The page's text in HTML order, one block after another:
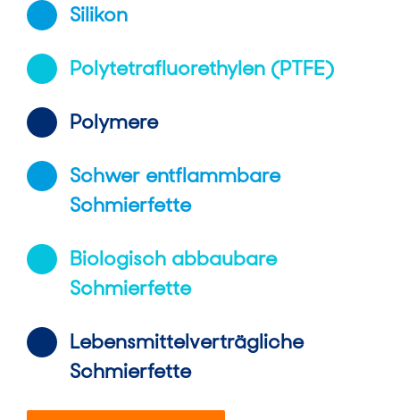
Silikon
Polytetrafluorethylen (PTFE)
Polymere
Schwer entflammbare
Schmierfette
Biologisch abbaubare
Schmierfette
Lebensmittelverträgliche
Schmierfette